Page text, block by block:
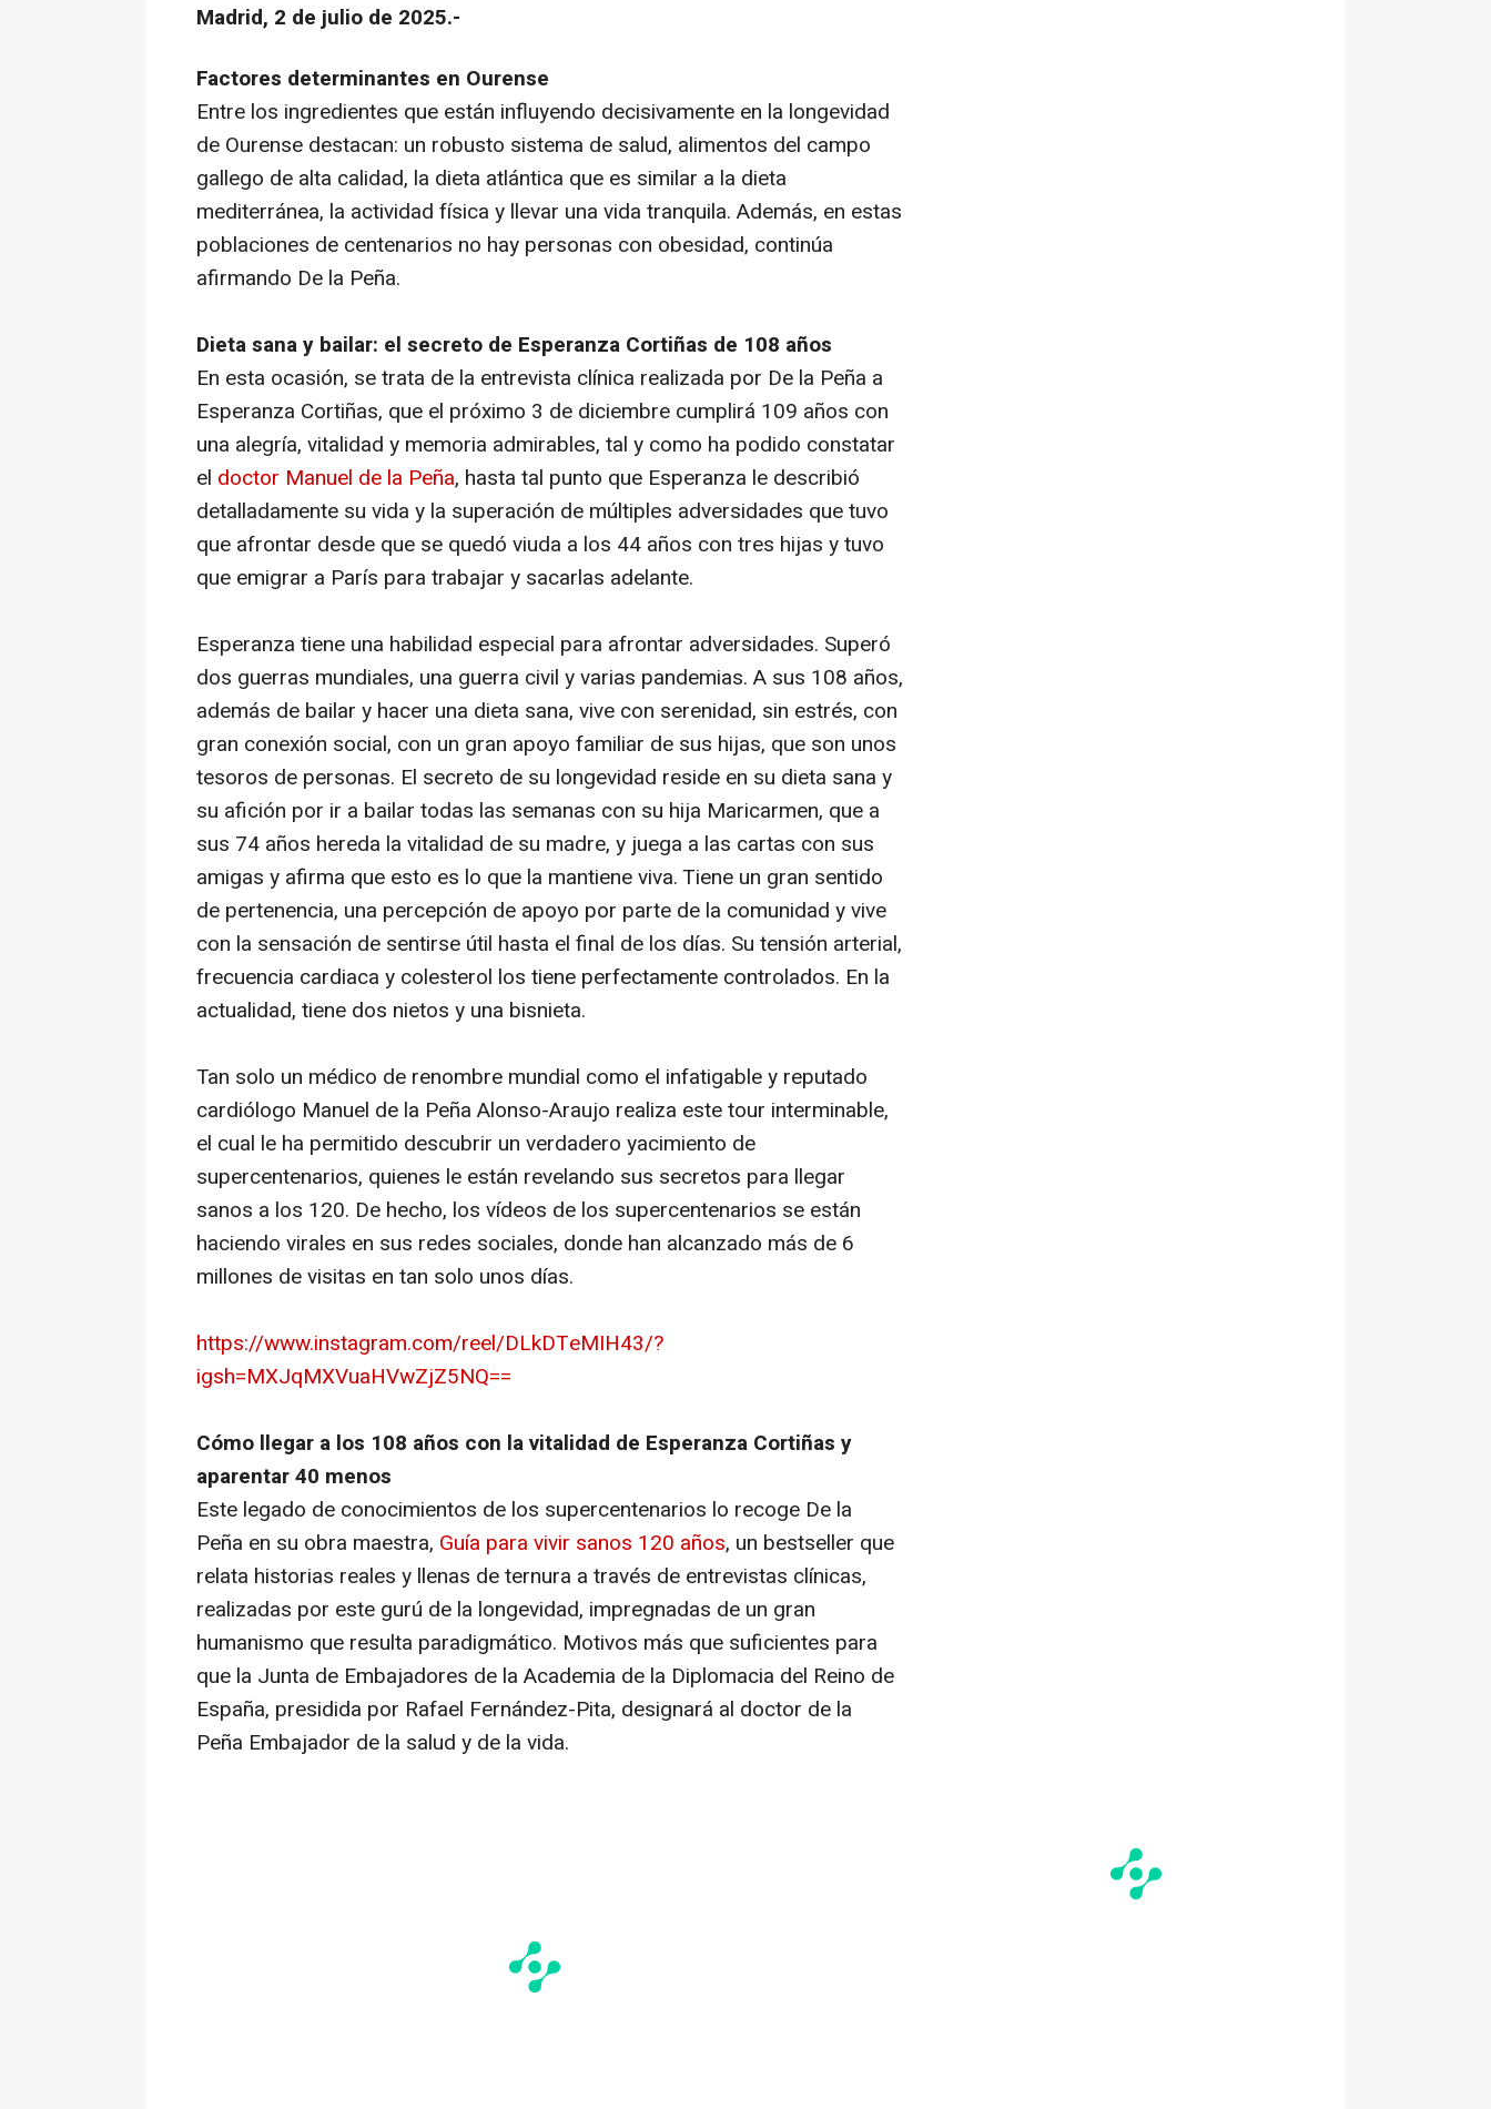
Madrid, 2 de julio de 2025.-
Factores determinantes en Ourense
Entre los ingredientes que están influyendo decisivamente en la longevidad
de Ourense destacan: un robusto sistema de salud, alimentos del campo
gallego de alta calidad, la dieta atlántica que es similar a la dieta
mediterránea, la actividad física y llevar una vida tranquila. Además, en estas
poblaciones de centenarios no hay personas con obesidad, continúa
afirmando De la Peña.
Dieta sana y bailar: el secreto de Esperanza Cortiñas de 108 años
En esta ocasión, se trata de la entrevista clínica realizada por De la Peña a
Esperanza Cortiñas, que el próximo 3 de diciembre cumplirá 109 años con
una alegría, vitalidad y memoria admirables, tal y como ha podido constatar
el doctor Manuel de la Peña, hasta tal punto que Esperanza le describió
detalladamente su vida y la superación de múltiples adversidades que tuvo
que afrontar desde que se quedó viuda a los 44 años con tres hijas y tuvo
que emigrar a París para trabajar y sacarlas adelante.
Esperanza tiene una habilidad especial para afrontar adversidades. Superó
dos guerras mundiales, una guerra civil y varias pandemias. A sus 108 años,
además de bailar y hacer una dieta sana, vive con serenidad, sin estrés, con
gran conexión social, con un gran apoyo familiar de sus hijas, que son unos
tesoros de personas. El secreto de su longevidad reside en su dieta sana y
su afición por ir a bailar todas las semanas con su hija Maricarmen, que a
sus 74 años hereda la vitalidad de su madre, y juega a las cartas con sus
amigas y afirma que esto es lo que la mantiene viva. Tiene un gran sentido
de pertenencia, una percepción de apoyo por parte de la comunidad y vive
con la sensación de sentirse útil hasta el final de los días. Su tensión arterial,
frecuencia cardiaca y colesterol los tiene perfectamente controlados. En la
actualidad, tiene dos nietos y una bisnieta.
Tan solo un médico de renombre mundial como el infatigable y reputado
cardiólogo Manuel de la Peña Alonso-Araujo realiza este tour interminable,
el cual le ha permitido descubrir un verdadero yacimiento de
supercentenarios, quienes le están revelando sus secretos para llegar
sanos a los 120. De hecho, los vídeos de los supercentenarios se están
haciendo virales en sus redes sociales, donde han alcanzado más de 6
millones de visitas en tan solo unos días.
https://www.instagram.com/reel/DLkDTeMIH43/?
igsh=MXJqMXVuaHVwZjZ5NQ==
Cómo llegar a los 108 años con la vitalidad de Esperanza Cortiñas y
aparentar 40 menos
Este legado de conocimientos de los supercentenarios lo recoge De la
Peña en su obra maestra, Guía para vivir sanos 120 años, un bestseller que
relata historias reales y llenas de ternura a través de entrevistas clínicas,
realizadas por este gurú de la longevidad, impregnadas de un gran
humanismo que resulta paradigmático. Motivos más que suficientes para
que la Junta de Embajadores de la Academia de la Diplomacia del Reino de
España, presidida por Rafael Fernández-Pita, designará al doctor de la
Peña Embajador de la salud y de la vida.